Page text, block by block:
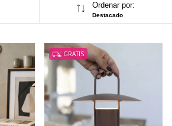
Ordenar por:
Destacado
GRATIS